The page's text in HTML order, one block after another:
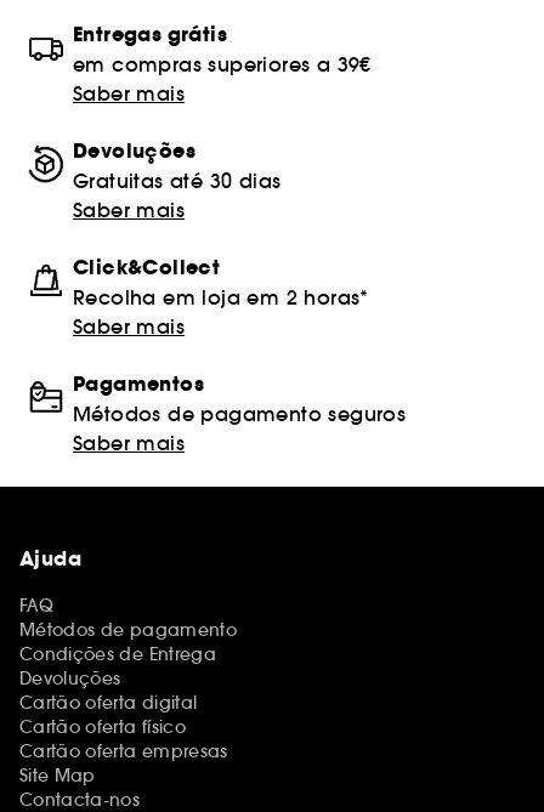
Entregas grátis
em compras superiores a 39€
Saber mais
Devoluções
Gratuitas até 30 dias
Saber mais
Click&Collect
Recolha em loja em 2 horas*
Saber mais
Pagamentos
Métodos de pagamento seguros
Saber mais
Ajuda
FAQ
Métodos de pagamento
Condições de Entrega
Devoluções
Cartão oferta digital
Cartão oferta físico
Cartão oferta empresas
Site Map
Contacta-nos